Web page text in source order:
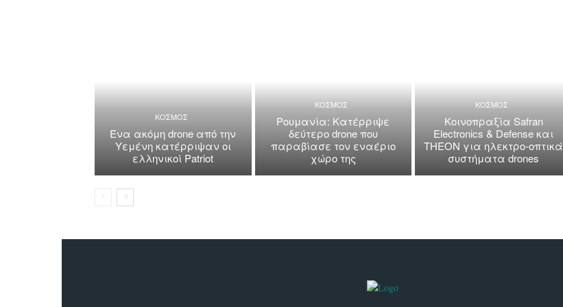
ΚΟΣΜΟΣ
Ένα ακόμη drone από την
Υεμένη κατέρριψαν οι
ελληνικοί Patriot
ΚΟΣΜΟΣ
Ρουμανία: Κατέρριψε
δεύτερο drone που
παραβίασε τον εναέριο
χώρο της
ΚΟΣΜΟΣ
Κοινοπραξία Safran
Electronics & Defense και
THEON για ηλεκτρο-οπτικά
συστήματα drones